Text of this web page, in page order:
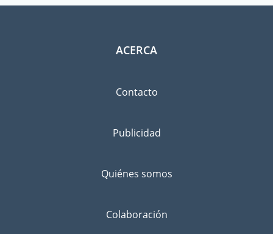
ACERCA
Contacto
Publicidad
Quiénes somos
Colaboración